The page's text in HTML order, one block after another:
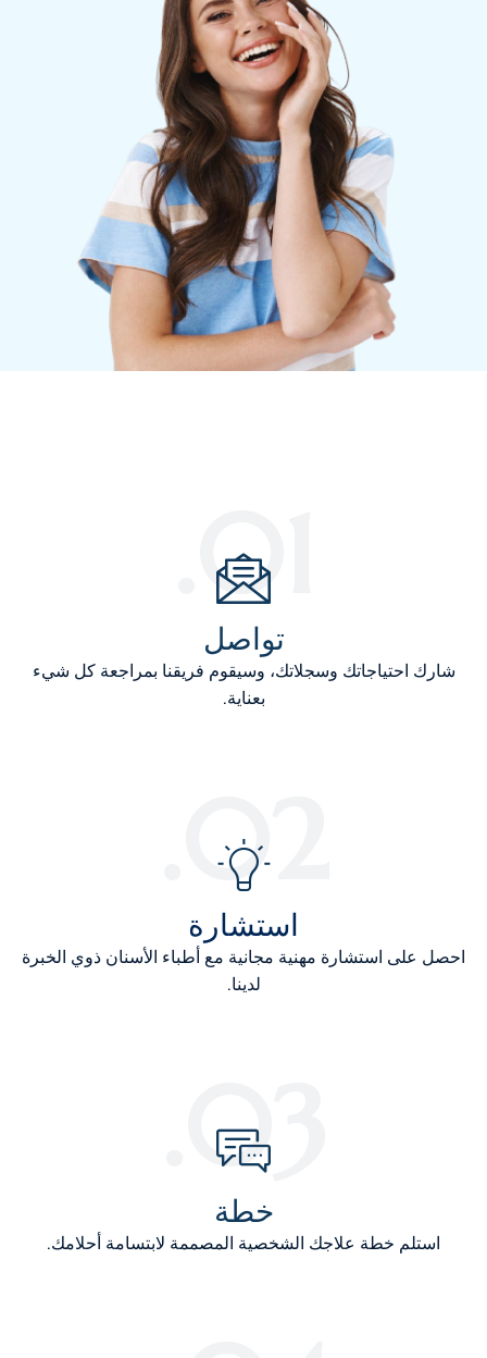
01.
تواصل
شارك احتياجاتك وسجلاتك، وسيقوم فريقنا بمراجعة كل شيء
بعناية.
02.
استشارة
احصل على استشارة مهنية مجانية مع أطباء الأسنان ذوي الخبرة
لدينا.
03.
خطة
استلم خطة علاجك الشخصية المصممة لابتسامة أحلامك.